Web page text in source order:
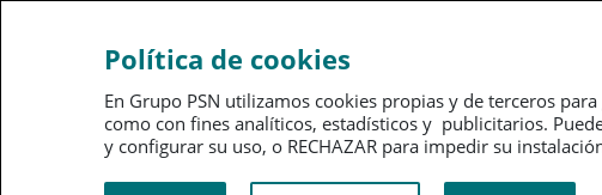
Ahorro
Política de cookies
En Grupo PSN utilizamos cookies propias y de terceros
como con fines analíticos, estadísticos y publicitarios.
y configurar su uso, o RECHAZAR para impedir su